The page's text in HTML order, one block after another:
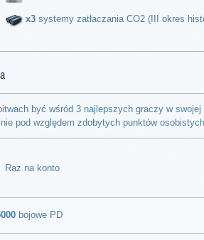
x3 systemy zatłaczania CO2 (III okres
być wśród 3 najlepszych graczy w swojej
pod względem zdobytych punktów osobistych
Raz na konto
bojowe PD